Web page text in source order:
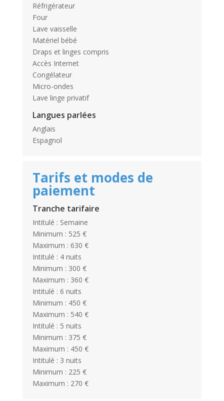
Réfrigérateur
Four
Lave vaisselle
Matériel bébé
Draps et linges compris
Accès Internet
Congélateur
Micro-ondes
Lave linge privatif
Langues parlées
Anglais
Espagnol
Tarifs et modes de
paiement
Tranche tarifaire
Intitulé : Semaine
Minimum : 525 €
Maximum : 630 €
Intitulé : 4 nuits
Minimum : 300 €
Maximum : 360 €
Intitulé : 6 nuits
Minimum : 450 €
Maximum : 540 €
Intitulé : 5 nuits
Minimum : 375 €
Maximum : 450 €
Intitulé : 3 nuits
Minimum : 225 €
Maximum : 270 €